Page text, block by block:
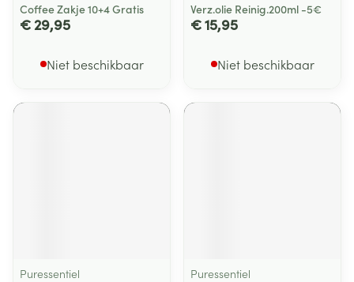
Coffee Zakje 10+4 Gratis
€ 29,95
Niet beschikbaar
Verz.olie Reinig.200ml -5€
€ 15,95
Niet beschikbaar
Puressentiel
Puressentiel